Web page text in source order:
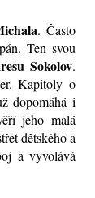
. Často
Ten svou
Sokolov.
Kapitoly o
dopomáhá i
jeho malá
dětského a
a vyvolává